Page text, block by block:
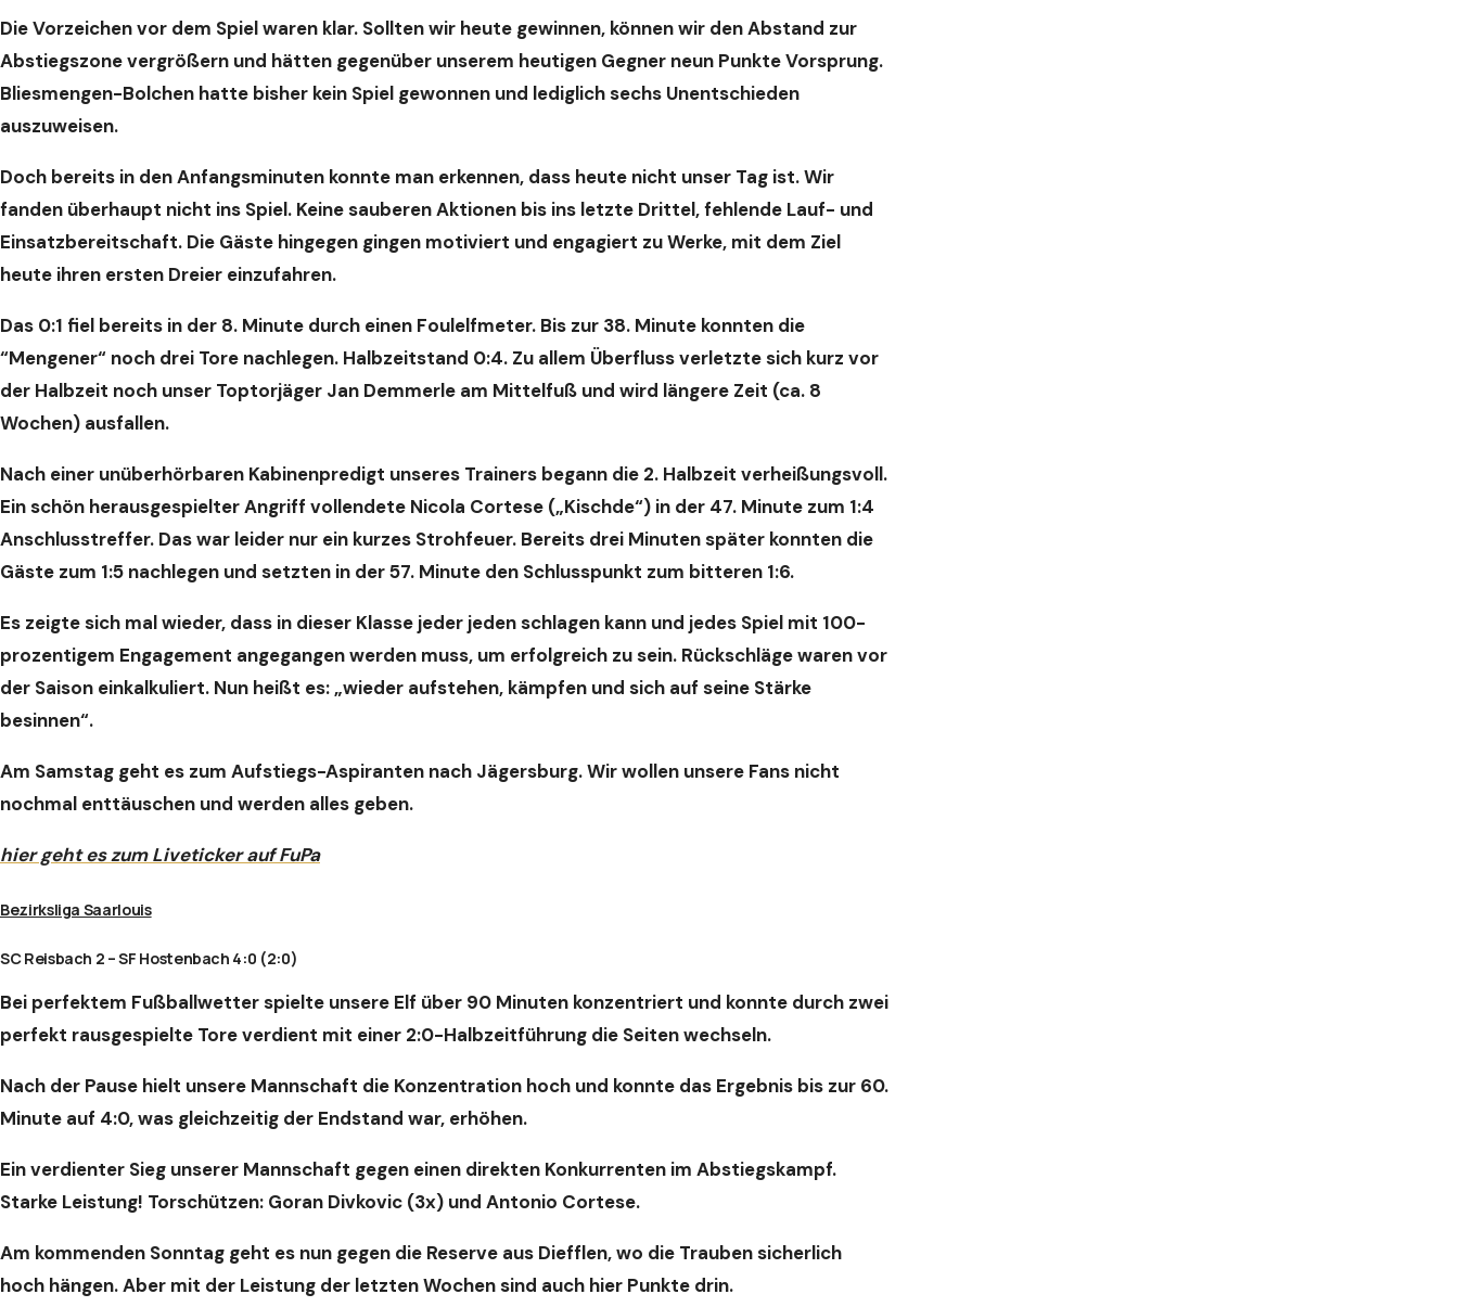
Die Vorzeichen vor dem Spiel waren klar. Sollten wir heute gewinnen, können wir den Abstand zur
Abstiegszone vergrößern und hätten gegenüber unserem heutigen Gegner neun Punkte Vorsprung.
Bliesmengen-Bolchen hatte bisher kein Spiel gewonnen und lediglich sechs Unentschieden
auszuweisen.
Doch bereits in den Anfangsminuten konnte man erkennen, dass heute nicht unser Tag ist. Wir
fanden überhaupt nicht ins Spiel. Keine sauberen Aktionen bis ins letzte Drittel, fehlende Lauf- und
Einsatzbereitschaft. Die Gäste hingegen gingen motiviert und engagiert zu Werke, mit dem Ziel
heute ihren ersten Dreier einzufahren.
Das 0:1 fiel bereits in der 8. Minute durch einen Foulelfmeter. Bis zur 38. Minute konnten die
“Mengener“ noch drei Tore nachlegen. Halbzeitstand 0:4. Zu allem Überfluss verletzte sich kurz vor
der Halbzeit noch unser Toptorjäger Jan Demmerle am Mittelfuß und wird längere Zeit (ca. 8
Wochen) ausfallen.
Nach einer unüberhörbaren Kabinenpredigt unseres Trainers begann die 2. Halbzeit verheißungsvoll.
Ein schön herausgespielter Angriff vollendete Nicola Cortese („Kischde“) in der 47. Minute zum 1:4
Anschlusstreffer. Das war leider nur ein kurzes Strohfeuer. Bereits drei Minuten später konnten die
Gäste zum 1:5 nachlegen und setzten in der 57. Minute den Schlusspunkt zum bitteren 1:6.
Es zeigte sich mal wieder, dass in dieser Klasse jeder jeden schlagen kann und jedes Spiel mit 100-
prozentigem Engagement angegangen werden muss, um erfolgreich zu sein. Rückschläge waren vor
der Saison einkalkuliert. Nun heißt es: „wieder aufstehen, kämpfen und sich auf seine Stärke
besinnen“.
Am Samstag geht es zum Aufstiegs-Aspiranten nach Jägersburg. Wir wollen unsere Fans nicht
nochmal enttäuschen und werden alles geben.
hier geht es zum Liveticker auf FuPa
Bezirksliga Saarlouis
SC Reisbach 2 – SF Hostenbach 4:0 (2:0)
Bei perfektem Fußballwetter spielte unsere Elf über 90 Minuten konzentriert und konnte durch zwei
perfekt rausgespielte Tore verdient mit einer 2:0-Halbzeitführung die Seiten wechseln.
Nach der Pause hielt unsere Mannschaft die Konzentration hoch und konnte das Ergebnis bis zur 60.
Minute auf 4:0, was gleichzeitig der Endstand war, erhöhen.
Ein verdienter Sieg unserer Mannschaft gegen einen direkten Konkurrenten im Abstiegskampf.
Starke Leistung! Torschützen: Goran Divkovic (3x) und Antonio Cortese.
Am kommenden Sonntag geht es nun gegen die Reserve aus Diefflen, wo die Trauben sicherlich
hoch hängen. Aber mit der Leistung der letzten Wochen sind auch hier Punkte drin.